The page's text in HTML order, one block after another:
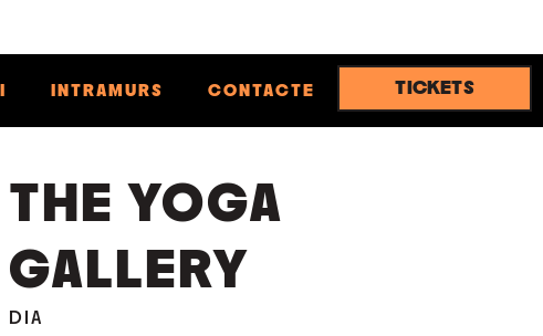
INTRAMURS CONTACTE TICKETS
THE YOGA
GALLERY
DIA